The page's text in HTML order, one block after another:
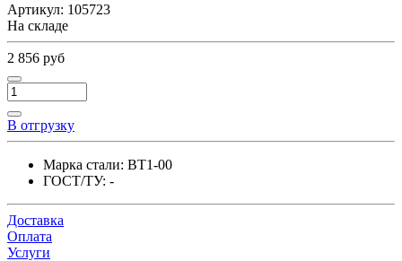
Артикул: 105723
На складе
2 856 руб
В отгрузку
Марка стали: ВТ1-00
ГОСТ/ТУ: -
Доставка
Оплата
Услуги